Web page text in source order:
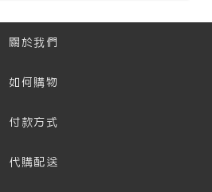
關於我們
如何購物
付款方式
代購配送